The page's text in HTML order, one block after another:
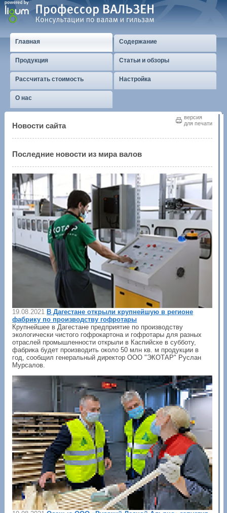
Главная Содержание
Продукция Статьи и обзоры
Рассчитать стоимость Настройка
О нас
версия
для печати
Новости сайта
Последние новости из мира валов
19.08.2021 В Дагестане открыли крупнейшую в регионе
фабрику по производству гофротары
Крупнейшее в Дагестане предприятие по производству
экологически чистого гофрокартона и гофротары для разных
отраслей промышленности открыли в Каспийске в субботу,
фабрика будет производить около 50 млн кв. м продукции в
год, сообщил генеральный директор ООО "ЭКОТАР" Руслан
Мурсалов.